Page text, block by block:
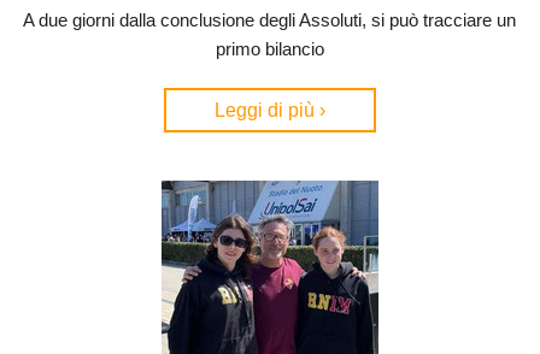
A due giorni dalla conclusione degli Assoluti, si può tracciare un
primo bilancio
Leggi di più ›